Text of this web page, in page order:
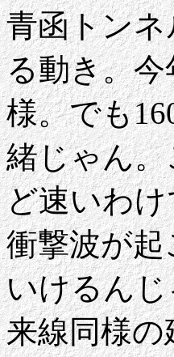
青函トンネ
る動き。今
様。でも
緒じゃん
ど速いわ
衝撃波が
いけるん
来線同様の